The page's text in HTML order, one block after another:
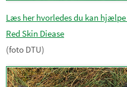
Læs her hvorledes du kan
Red Skin Diease
(foto DTU)